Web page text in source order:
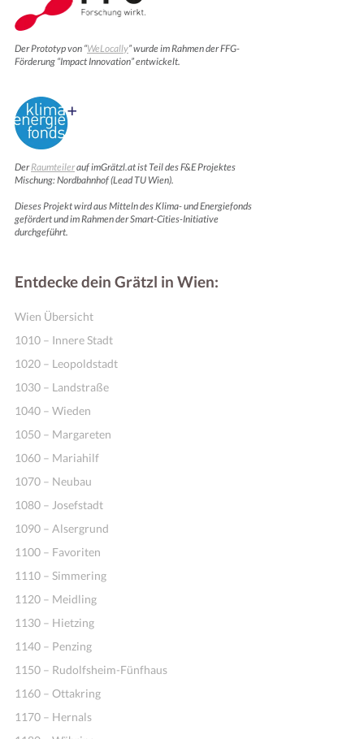
Der Prototyp von “WeLocally” wurde im Rahmen der FFG-
Förderung “Impact Innovation” entwickelt.
DerRaumteilerauf imGrätzl.at ist Teil des F&E Projektes
Mischung: Nordbahnhof (Lead TU Wien).
Dieses Projekt wird aus Mitteln des Klima- und Energiefonds
gefördert und im Rahmen der Smart-Cities-Initiative
durchgeführt.
Entdecke dein Grätzl in Wien:
Wien Übersicht
1010 – Innere Stadt
1020 – Leopoldstadt
1030 – Landstraße
1040 – Wieden
1050 – Margareten
1060 – Mariahilf
1070 – Neubau
1080 – Josefstadt
1090 – Alsergrund
1100 – Favoriten
1110 – Simmering
1120 – Meidling
1130 – Hietzing
1140 – Penzing
1150 – Rudolfsheim-Fünfhaus
1160 – Ottakring
1170 – Hernals